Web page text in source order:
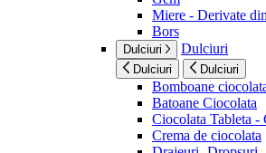
Miere - Derivate
Bors
Dulciuri Dulciuri
Dulciuri Dulciuri
Bomboane
Batoane Ciocolata
Ciocolata Tableta -
Crema de ciocolata